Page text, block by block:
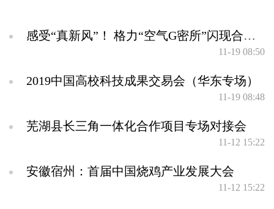
感受“真新风”！ 格力“空气G密所”闪现合肥万象城
11-19 08:50
2019中国高校科技成果交易会（华东专场）
11-19 08:48
芜湖县长三角一体化合作项目专场对接会
11-12 15:22
安徽宿州：首届中国烧鸡产业发展大会
11-12 15:22